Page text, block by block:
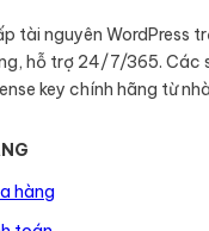
tài nguyên WordPress
hỗ trợ 24/7/365. Các
key chính hãng từ
hàng